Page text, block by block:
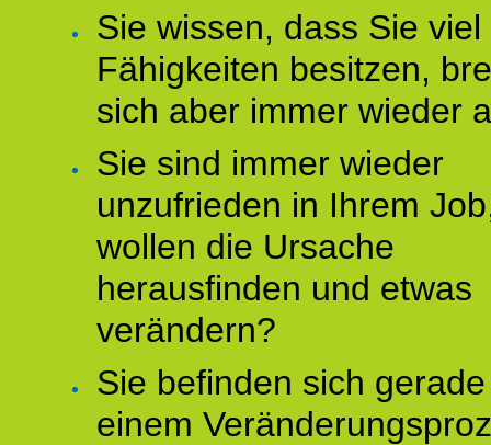
Sie wissen, dass Sie
Fähigkeiten besitzen,
sich aber immer wieder
Sie sind immer wieder
unzufrieden in Ihrem
wollen die Ursache
herausfinden und etwas
verändern?
Sie befinden sich
einem